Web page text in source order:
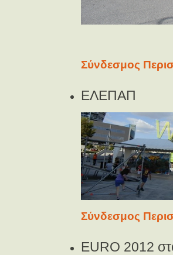
Σύνδεσμος
ΕΛΕΠΑΠ
Σύνδεσμος
EURO 2012